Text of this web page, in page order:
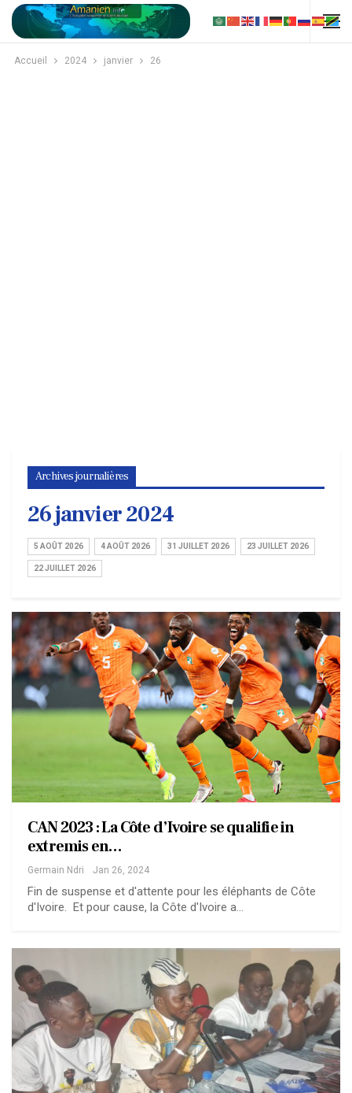
Accueil 2024 janvier 26
Archives journalières
26 janvier 2024
5 AOÛT 2026 4 AOÛT 2026 31 JUILLET 2026 23 JUILLET 2026
22 JUILLET 2026
CAN 2023 : La Côte d’Ivoire se qualifie in
extremis en…
Germain Ndri Jan 26, 2024
Fin de suspense et d'attente pour les éléphants de Côte
d'Ivoire. Et pour cause, la Côte d'Ivoire a…